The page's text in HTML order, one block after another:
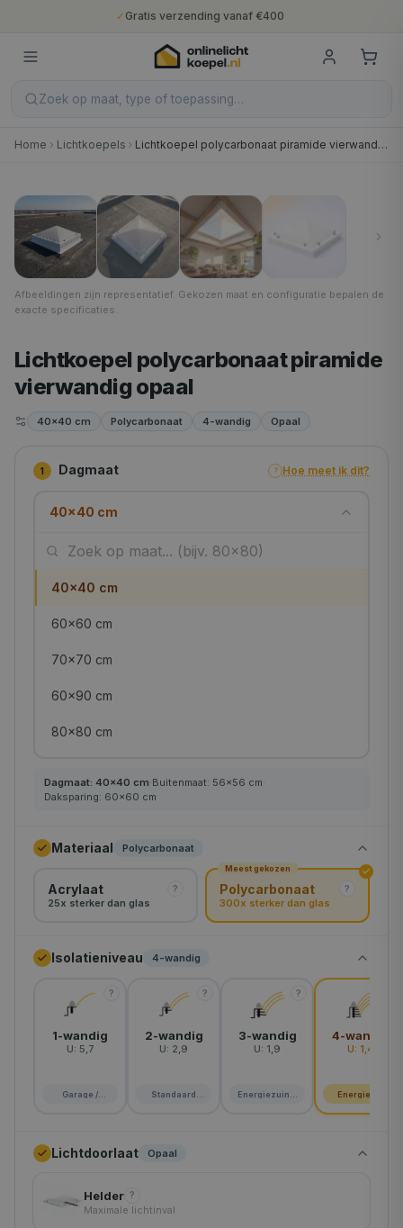
✓ Gratis verzending vanaf €400
10 jaar fabrieksgarantie
Nederlandse productie
Zoek op maat, type of toepassing…
Home Lichtkoepels Lichtkoepel polycarbonaat piramide vierwandig opaal
Afbeeldingen zijn representatief. Gekozen maat en configuratie bepalen de
exacte specificaties.
Lichtkoepel polycarbonaat piramide
vierwandig opaal
40×40 cm Polycarbonaat 4-wandig Opaal
1 Dagmaat ? Hoe meet ik dit?
40×40 cm
40×40 cm
60×60 cm
70×70 cm
60×90 cm
80×80 cm
100×100 cm
90×120 cm
120×120 cm
120×150 cm
100×200 cm
120×180 cm
160×160 cm
Dagmaat: 40×40 cm·Buitenmaat: 56×56 cm·
Daksparing: 60×60 cm
Materiaal Polycarbonaat
Acrylaat ?
25x sterker dan glas
Meest gekozen
Polycarbonaat ?
300x sterker dan glas
Isolatieniveau 4-wandig
?
1-wandig
U: 5,7
Garage /
?
2-wandig
U: 2,9
Standaard
?
3-wandig
U: 1,9
Energiezuinig
4-wandig
U: 1,4
Energie A+
Lichtdoorlaat Opaal
Helder ?
Maximale lichtinval